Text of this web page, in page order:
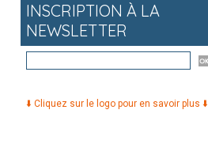
INSCRIPTION À LA
NEWSLETTER
⬇️ Cliquez sur le logo pour en savoir plus ⬇️